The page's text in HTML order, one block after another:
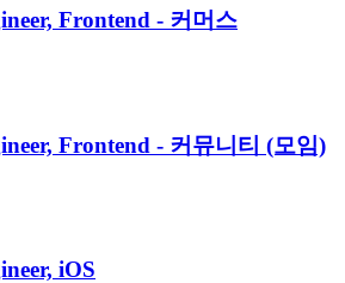
Frontend - 커머스
Frontend - 커뮤니티 (모임)
iOS